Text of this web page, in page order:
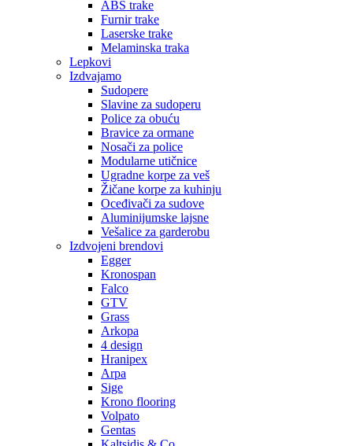
ABS trake
Furnir trake
Laserske trake
Melaminska traka
Lepkovi
Izdvajamo
Sudopere
Slavine za sudoperu
Police za obuću
Bravice za ormane
Nosači za police
Modularne utičnice
Ugradne korpe za veš
Žičane korpe za kuhinju
Oceđivači za sudove
Aluminijumske lajsne
Vešalice za garderobu
Izdvojeni brendovi
Egger
Kronospan
Falco
GTV
Grass
Arkopa
4 design
Hranipex
Arpa
Sige
Krono flooring
Volpato
Gentas